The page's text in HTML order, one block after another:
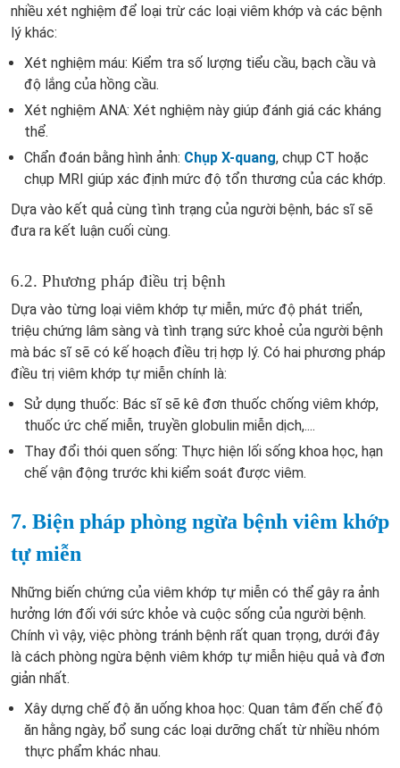
nhiều xét nghiệm để loại trừ các loại viêm khớp và các bệnh
lý khác:
Xét nghiệm máu: Kiểm tra số lượng tiểu cầu, bạch cầu và
độ lắng của hồng cầu.
Xét nghiệm ANA: Xét nghiệm này giúp đánh giá các kháng
thể.
Chẩn đoán bằng hình ảnh: Chụp X-quang, chụp CT hoặc
chụp MRI giúp xác định mức độ tổn thương của các khớp.
Dựa vào kết quả cùng tình trạng của người bệnh, bác sĩ sẽ
đưa ra kết luận cuối cùng.
6.2. Phương pháp điều trị bệnh
Dựa vào từng loại viêm khớp tự miễn, mức độ phát triển,
triệu chứng lâm sàng và tình trạng sức khoẻ của người bệnh
mà bác sĩ sẽ có kế hoạch điều trị hợp lý. Có hai phương pháp
điều trị viêm khớp tự miễn chính là:
Sử dụng thuốc: Bác sĩ sẽ kê đơn thuốc chống viêm khớp,
thuốc ức chế miễn, truyền globulin miễn dịch,....
Thay đổi thói quen sống: Thực hiện lối sống khoa học, hạn
chế vận động trước khi kiểm soát được viêm.
7. Biện pháp phòng ngừa bệnh viêm khớp
tự miễn
Những biến chứng của viêm khớp tự miễn có thể gây ra ảnh
hưởng lớn đối với sức khỏe và cuộc sống của người bệnh.
Chính vì vậy, việc phòng tránh bệnh rất quan trọng, dưới đây
là cách phòng ngừa bệnh viêm khớp tự miễn hiệu quả và đơn
giản nhất.
Xây dựng chế độ ăn uống khoa học: Quan tâm đến chế độ
ăn hằng ngày, bổ sung các loại dưỡng chất từ nhiều nhóm
thực phẩm khác nhau.